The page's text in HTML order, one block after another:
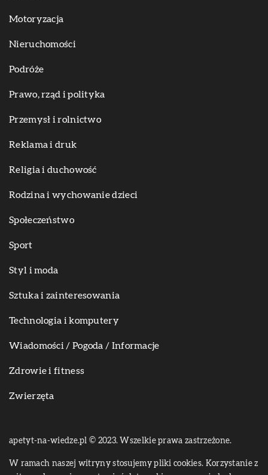
Motoryzacja
Nieruchomości
Podróże
Prawo, rząd i polityka
Przemysł i rolnictwo
Reklama i druk
Religia i duchowość
Rodzina i wychowanie dzieci
Społeczeństwo
Sport
Styl i moda
Sztuka i zainteresowania
Technologia i komputery
Wiadomości / Pogoda / Informacje
Zdrowie i fitness
Zwierzęta
apetyt-na-wiedze.pl © 2023. Wszelkie prawa zastrzeżone.
W ramach naszej witryny stosujemy pliki cookies. Korzystanie z